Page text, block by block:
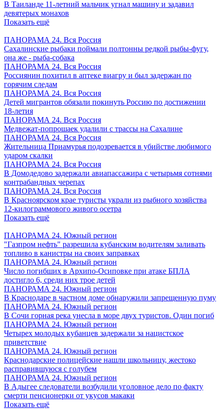
В Таиланде 11-летний мальчик угнал машину и задавил
девятерых монахов
Показать ещё
ПАНОРАМА 24. Вся Россия
Сахалинские рыбаки поймали полтонны редкой рыбы-фугу,
она же - рыба-собака
ПАНОРАМА 24. Вся Россия
Россиянин похитил в аптеке виагру и был задержан по
горячим следам
ПАНОРАМА 24. Вся Россия
Детей мигрантов обязали покинуть Россию по достижении
18-летия
ПАНОРАМА 24. Вся Россия
Медвежат-попрошаек удалили с трассы на Сахалине
ПАНОРАМА 24. Вся Россия
Жительница Приамурья подозревается в убийстве любимого
ударом скалки
ПАНОРАМА 24. Вся Россия
В Домодедово задержали авиапассажира с четырьмя сотнями
контрабандных черепах
ПАНОРАМА 24. Вся Россия
В Красноярском крае туристы украли из рыбного хозяйства
12-килограммового живого осетра
Показать ещё
ПАНОРАМА 24. Южный регион
"Газпром нефть" разрешила кубанским водителям заливать
топливо в канистры на своих заправках
ПАНОРАМА 24. Южный регион
Число погибших в Архипо-Осиповке при атаке БПЛА
достигло 6, среди них трое детей
ПАНОРАМА 24. Южный регион
В Краснодаре в частном доме обнаружили запрещенную пуму
ПАНОРАМА 24. Южный регион
В Сочи горная река унесла в море двух туристов. Один погиб
ПАНОРАМА 24. Южный регион
Четырех молодых кубанцев задержали за нацистское
приветствие
ПАНОРАМА 24. Южный регион
Краснодарские полицейские нашли школьницу, жестоко
расправившуюся с голубем
ПАНОРАМА 24. Южный регион
В Адыгее следователи возбудили уголовное дело по факту
смерти пенсионерки от укусов макаки
Показать ещё